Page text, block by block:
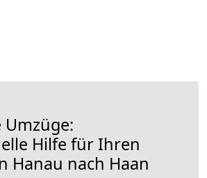
Umzüge:
Hilfe für Ihren
Hanau nach Haan